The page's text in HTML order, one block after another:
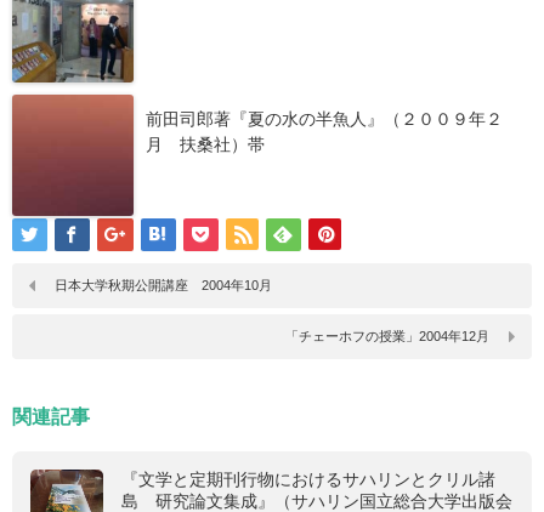
前田司郎著『夏の水の半魚人』（２００９年２
月 扶桑社）帯
日本大学秋期公開講座 2004年10月
「チェーホフの授業」2004年12月
関連記事
『文学と定期刊行物におけるサハリンとクリル諸
島 研究論文集成』（サハリン国立総合大学出版会